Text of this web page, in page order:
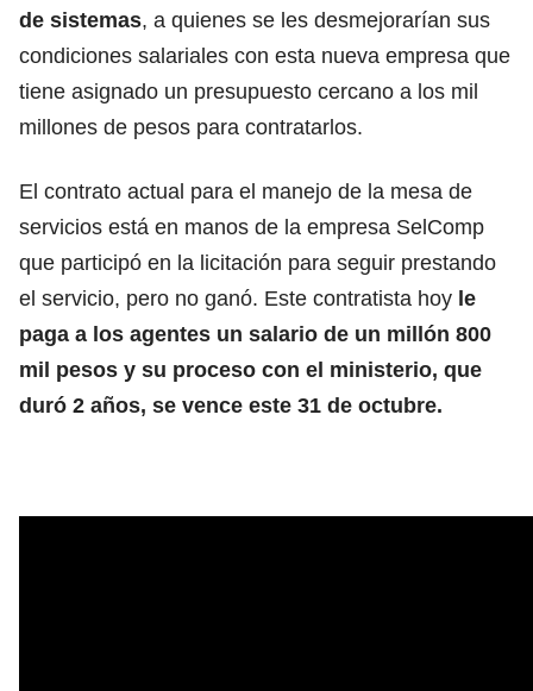
de sistemas, a quienes se les desmejorarían sus
condiciones salariales con esta nueva empresa que
tiene asignado un presupuesto cercano a los mil
millones de pesos para contratarlos.
El contrato actual para el manejo de la mesa de
servicios está en manos de la empresa SelComp
que participó en la licitación para seguir prestando
el servicio, pero no ganó. Este contratista hoy le
paga a los agentes un salario de un millón 800
mil pesos y su proceso con el ministerio, que
duró 2 años, se vence este 31 de octubre.